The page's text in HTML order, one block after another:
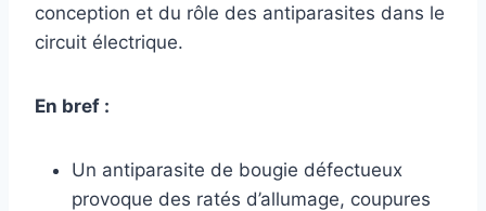
conception et du rôle des antiparasites dans le
circuit électrique.
En bref :
Un antiparasite de bougie défectueux
provoque des ratés d’allumage, coupures